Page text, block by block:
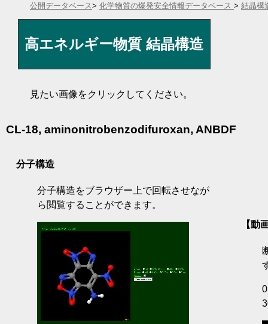
公開データベース> 化学物質の爆発安全情報データベース > 結晶構
高エネルギー物質 結晶構造
見たい画像をクリックしてください。
CL-18, aminonitrobenzodifuroxan, ANBDF
分子構造
分子構造をブラウザー上で回転させなが
ら閲覧することができます。
【動